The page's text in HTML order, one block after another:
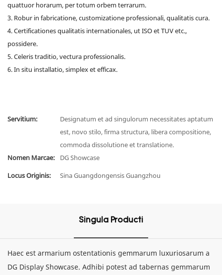
quattuor horarum, per totum orbem terrarum.
3. Robur in fabricatione, customizatione professionali, qualitatis cura.
4. Certificationes qualitatis internationales, ut ISO et TUV etc.,
possidere.
5. Celeris traditio, vectura professionalis.
6. In situ installatio, simplex et efficax.
Servitium:
Designatum et ad singulorum necessitates aptatum
est, novo stilo, firma structura, libera compositione,
commoda dissolutione et translatione.
Nomen Marcae:
DG Showcase
Locus Originis:
Sina Guangdongensis Guangzhou
Singula Producti
Haec est armarium ostentationis gemmarum luxuriosarum a
DG Display Showcase. Adhibi potest ad tabernas gemmarum